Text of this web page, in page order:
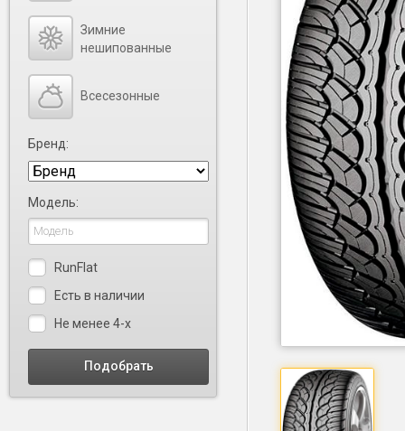
Зимние
нешипованные
Всесезонные
Бренд:
Модель:
RunFlat
Есть в наличии
Не менее 4-х